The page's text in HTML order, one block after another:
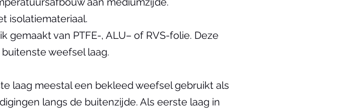
isolatiemateriaal.
van PTFE-, ALU– of RVS-folie. Deze
weefsel laag.
laag meestal een bekleed weefsel gebruikt als
langs de buitenzijde. Als eerste laag in